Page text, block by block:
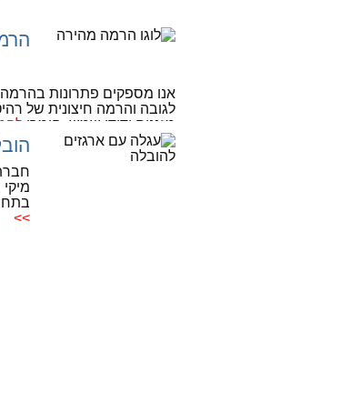
אנו מספקים פתרונות בהרמה
לגובה והרמה חיצונית של
מזגנים ודודי שמש, חומרי
>>
>>